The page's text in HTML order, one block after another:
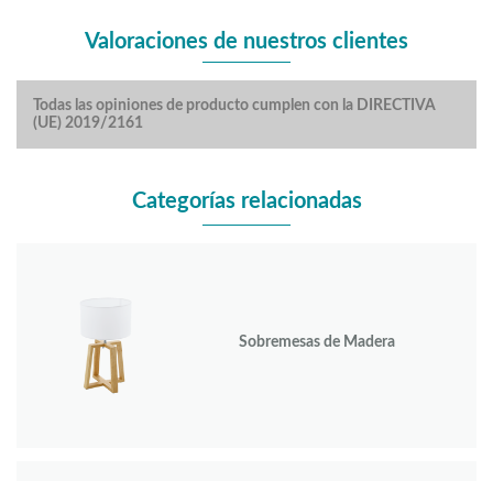
Valoraciones de nuestros clientes
Todas las opiniones de producto cumplen con la DIRECTIVA
(UE) 2019/2161
Categorías relacionadas
Sobremesas de Madera